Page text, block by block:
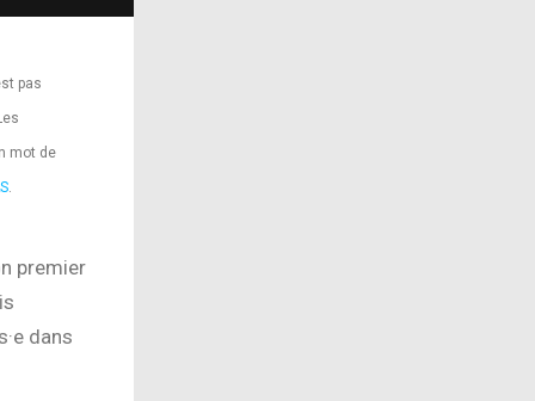
pas
mot de
.
premier
dans